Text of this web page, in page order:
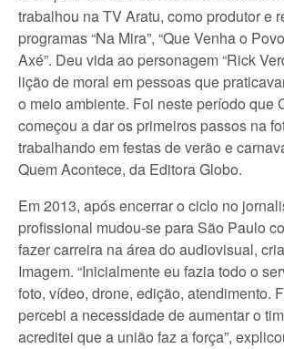
trabalhou na TV Aratu, como produtor e
programas “Na Mira”, “Que Venha o
Axé”. Deu vida ao personagem “Rick
lição de moral em pessoas que
o meio ambiente. Foi neste período que
começou a dar os primeiros passos na
trabalhando em festas de verão e
Quem Acontece, da Editora Globo.
Em 2013, após encerrar o ciclo no
profissional mudou-se para São Paulo
fazer carreira na área do audiovisual,
Imagem. “Inicialmente eu fazia todo o
foto, vídeo, drone, edição, atendimento.
percebi a necessidade de aumentar o
acreditei que a união faz a força”,